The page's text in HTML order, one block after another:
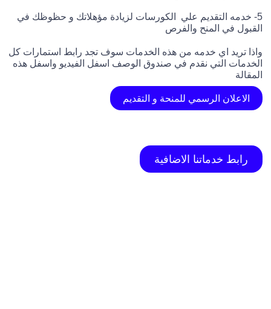
5- خدمه التقديم علي الكورسات لزيادة مؤهلاتك و حظوظك في
القبول في المنح والفرص
واذا تريد اي خدمه من هذه الخدمات سوف تجد رابط استمارات كل
الخدمات التي نقدم في صندوق الوصف اسفل الفيديو واسفل هذه
المقالة
الاعلان الرسمي للمنحة و التقديم
رابط خدماتنا الاضافية